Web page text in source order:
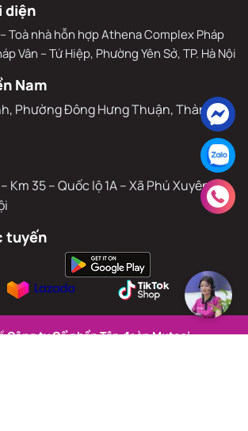
hàng
– Toà nhà hỗn hợp Athena Complex Pháp
Vân – Tứ Hiệp, Phường Yên Sở, TP. Hà Nội
Nam
Phường Đông Hưng Thuận, Thành
Km 35 – Quốc lộ 1A – Xã Phú Xuyên –